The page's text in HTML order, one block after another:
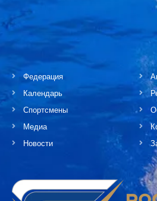
Федерация
Календарь
Спортсмены
Медиа
Новости